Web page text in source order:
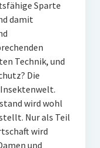
Sparte
damit
Technik, und
Die
wird wohl
Nur als Teil
wird
und